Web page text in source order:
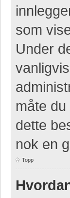
som
Under
måte
dette
nok en
Topp